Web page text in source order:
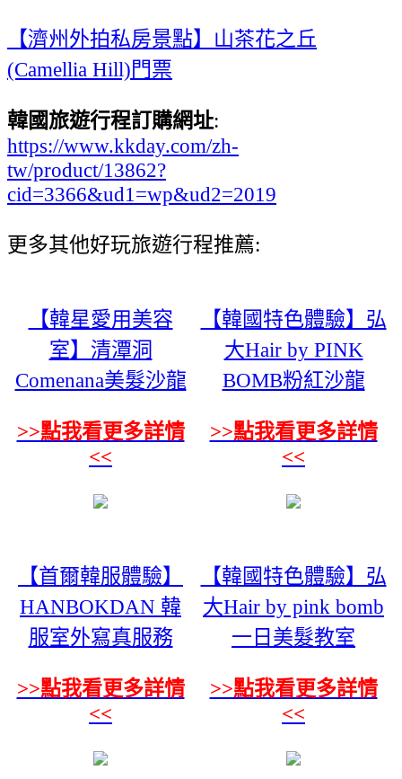
【濟州外拍私房景點】山茶花之丘
(Camellia Hill)門票
韓國旅遊行程訂購網址:
https://www.kkday.com/zh-
tw/product/13862?
cid=3366&ud1=wp&ud2=2019
更多其他好玩旅遊行程推薦:
【韓星愛用美容
室】清潭洞
Comenana美髮沙龍
>>點我看更多詳情
<<
【韓國特色體驗】弘
大Hair by PINK
BOMB粉紅沙龍
>>點我看更多詳情
<<
【首爾韓服體驗】
HANBOKDAN 韓
服室外寫真服務
>>點我看更多詳情
<<
【韓國特色體驗】弘
大Hair by pink bomb
一日美髮教室
>>點我看更多詳情
<<